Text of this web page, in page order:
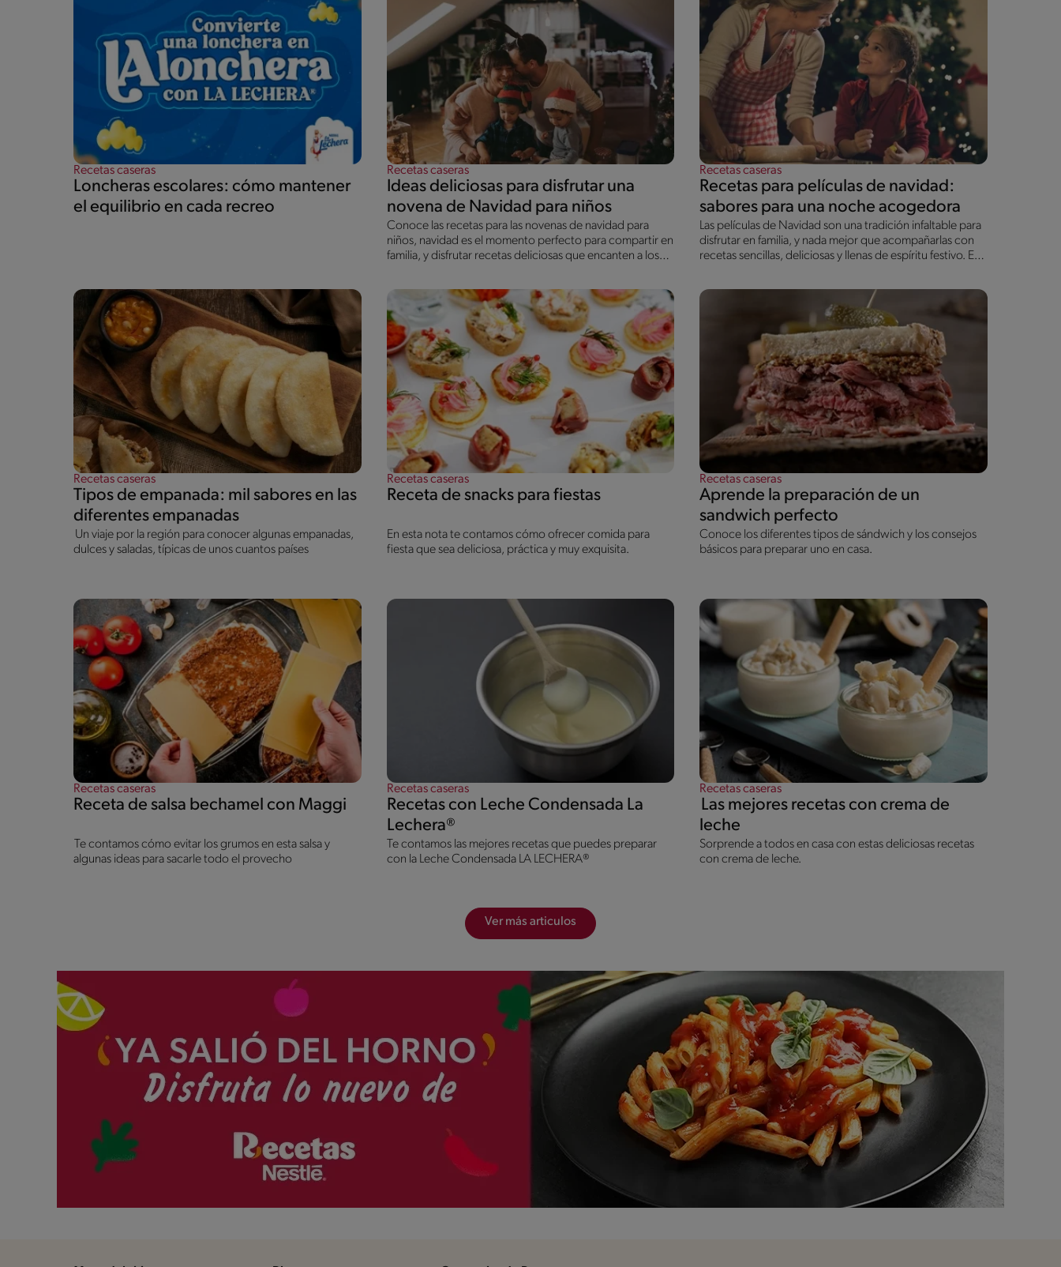
Recetas caseras
Loncheras escolares: cómo mantener
el equilibrio en cada recreo
Recetas caseras
Ideas deliciosas para disfrutar una
novena de Navidad para niños
Conoce las recetas para las novenas de navidad para
niños, navidad es el momento perfecto para compartir en
familia, y disfrutar recetas deliciosas que encanten a los
galletas decoradas y brownies en palito hasta brochetas
de frutas y palitos de queso. Todas están pensadas para
que los pequeños participen, se emocionen y vivan la
magia navideña mientras cocinan.
Recetas caseras
Recetas para películas de navidad:
sabores para una noche acogedora
Las películas de Navidad son una tradición infaltable para
disfrutar en familia, y nada mejor que acompañarlas con
recetas sencillas, deliciosas y llenas de espíritu festivo. En
películas favoritas de la temporada.
Recetas caseras
Tipos de empanada: mil sabores en las
diferentes empanadas
Un viaje por la región para conocer algunas empanadas,
dulces y saladas, típicas de unos cuantos países
Recetas caseras
Receta de snacks para fiestas
En esta nota te contamos cómo ofrecer comida para
fiesta que sea deliciosa, práctica y muy exquisita.
Recetas caseras
Aprende la preparación de un
sandwich perfecto
Conoce los diferentes tipos de sándwich y los consejos
básicos para preparar uno en casa.
Recetas caseras
Receta de salsa bechamel con Maggi
Te contamos cómo evitar los grumos en esta salsa y
algunas ideas para sacarle todo el provecho
Recetas caseras
Recetas con Leche Condensada La
Lechera®
Te contamos las mejores recetas que puedes preparar
con la Leche Condensada LA LECHERA®
Recetas caseras
Las mejores recetas con crema de
leche
Sorprende a todos en casa con estas deliciosas recetas
con crema de leche.
Ver más articulos